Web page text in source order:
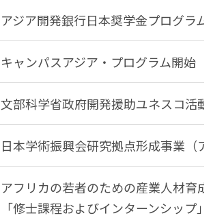
アジア開発銀行日本奨学金プログラ
キャンパスアジア・プログラム開始
文部科学省政府開発援助ユネスコ活
日本学術振興会研究拠点形成事業（
アフリカの若者のための産業人材育
「修士課程およびインターンシップ